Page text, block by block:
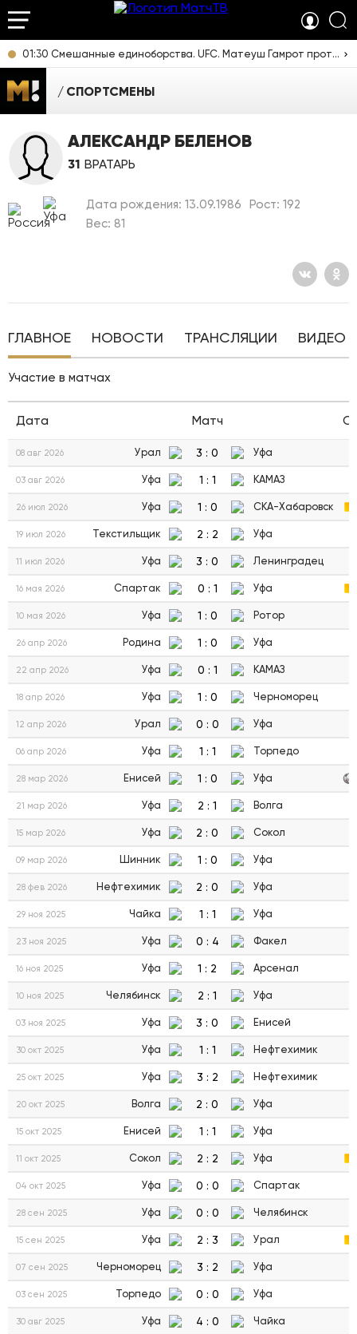
01:30 Смешанные единоборства. UFC. Матеуш Гамрот против Куиллана Салкиллда. Прямая трансляция из США
СПОРТСМЕНЫ
АЛЕКСАНДР БЕЛЕНОВ
31 ВРАТАРЬ
Дата рождения: 13.09.1986
Рост: 192
Вес: 81
ГЛАВНОЕ НОВОСТИ ТРАНСЛЯЦИИ ВИДЕО
Участие в матчах
Дата Матч
08 авг 2026 Урал 3 : 0 Уфа
03 авг 2026 Уфа 1 : 1 КАМАЗ
26 июл 2026 Уфа 1 : 0 СКА-Хабаровск
19 июл 2026 Текстильщик 2 : 2 Уфа
11 июл 2026 Уфа 3 : 0 Ленинградец
16 мая 2026 Спартак 0 : 1 Уфа
10 мая 2026 Уфа 1 : 0 Ротор
26 апр 2026 Родина 1 : 0 Уфа
22 апр 2026 Уфа 0 : 1 КАМАЗ
18 апр 2026 Уфа 1 : 0 Черноморец
12 апр 2026 Урал 0 : 0 Уфа
06 апр 2026 Уфа 1 : 1 Торпедо
28 мар 2026 Енисей 1 : 0 Уфа
21 мар 2026 Уфа 2 : 1 Волга
15 мар 2026 Уфа 2 : 0 Сокол
09 мар 2026 Шинник 1 : 0 Уфа
28 фев 2026 Нефтехимик 2 : 0 Уфа
29 ноя 2025 Чайка 1 : 1 Уфа
23 ноя 2025 Уфа 0 : 4 Факел
16 ноя 2025 Уфа 1 : 2 Арсенал
10 ноя 2025 Челябинск 2 : 1 Уфа
03 ноя 2025 Уфа 3 : 0 Енисей
30 окт 2025 Уфа 1 : 1 Нефтехимик
25 окт 2025 Уфа 3 : 2 Нефтехимик
20 окт 2025 Волга 2 : 0 Уфа
15 окт 2025 Енисей 1 : 1 Уфа
11 окт 2025 Сокол 2 : 2 Уфа
04 окт 2025 Уфа 0 : 0 Спартак
28 сен 2025 Уфа 0 : 0 Челябинск
15 сен 2025 Уфа 2 : 3 Урал
07 сен 2025 Черноморец 3 : 2 Уфа
03 сен 2025 Торпедо 0 : 0 Уфа
30 авг 2025 Уфа 4 : 0 Чайка